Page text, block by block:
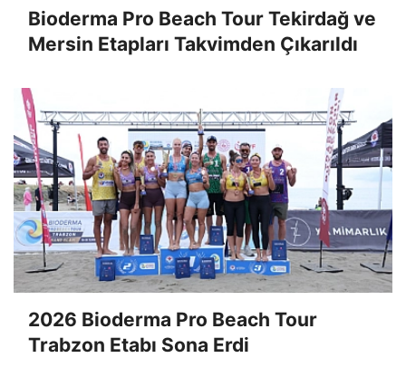
Bioderma Pro Beach Tour Tekirdağ ve
Mersin Etapları Takvimden Çıkarıldı
2026 Bioderma Pro Beach Tour
Trabzon Etabı Sona Erdi